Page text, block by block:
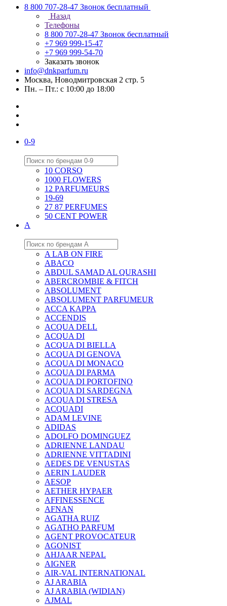
8 800 707-28-47 Звонок бесплатный
Назад
Телефоны
8 800 707-28-47 Звонок бесплатный
+7 969 999-15-47
+7 969 999-54-70
Заказать звонок
info@dnkparfum.ru
Москва, Новодмитровская 2 стр. 5
Пн. – Пт.: с 10:00 до 18:00
0-9
10 CORSO
1000 FLOWERS
12 PARFUMEURS
19-69
27 87 PERFUMES
50 CENT POWER
A
A LAB ON FIRE
ABACO
ABDUL SAMAD AL QURASHI
ABERCROMBIE & FITCH
ABSOLUMENT
ABSOLUMENT PARFUMEUR
ACCA KAPPA
ACCENDIS
ACQUA DELL
ACQUA DI
ACQUA DI BIELLA
ACQUA DI GENOVA
ACQUA DI MONACO
ACQUA DI PARMA
ACQUA DI PORTOFINO
ACQUA DI SARDEGNA
ACQUA DI STRESA
ACQUADI
ADAM LEVINE
ADIDAS
ADOLFO DOMINGUEZ
ADRIENNE LANDAU
ADRIENNE VITTADINI
AEDES DE VENUSTAS
AERIN LAUDER
AESOP
AETHER HYPAER
AFFINESSENCE
AFNAN
AGATHA RUIZ
AGATHO PARFUM
AGENT PROVOCATEUR
AGONIST
AHJAAR NEPAL
AIGNER
AIR-VAL INTERNATIONAL
AJ ARABIA
AJ ARABIA (WIDIAN)
AJMAL